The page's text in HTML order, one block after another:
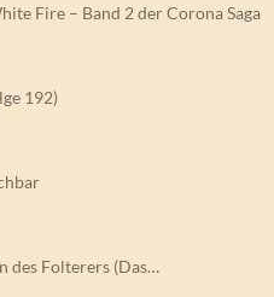
Fire – Band 2 der Corona Saga
192)
des Folterers (Das…